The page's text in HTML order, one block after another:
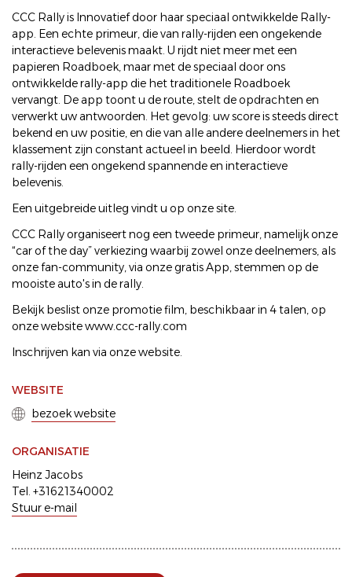
CCC Rally is Innovatief door haar speciaal ontwikkelde Rally-
app. Een echte primeur, die van rally-rijden een ongekende
interactieve belevenis maakt. U rijdt niet meer met een
papieren Roadboek, maar met de speciaal door ons
ontwikkelde rally-app die het traditionele Roadboek
vervangt. De app toont u de route, stelt de opdrachten en
verwerkt uw antwoorden. Het gevolg: uw score is steeds direct
bekend en uw positie, en die van alle andere deelnemers in het
klassement zijn constant actueel in beeld. Hierdoor wordt
rally-rijden een ongekend spannende en interactieve
belevenis.
Een uitgebreide uitleg vindt u op onze site.
CCC Rally organiseert nog een tweede primeur, namelijk onze
“car of the day” verkiezing waarbij zowel onze deelnemers, als
onze fan-community, via onze gratis App, stemmen op de
mooiste auto's in de rally.
Bekijk beslist onze promotie film, beschikbaar in 4 talen, op
onze website www.ccc-rally.com
Inschrijven kan via onze website.
WEBSITE
bezoek website
ORGANISATIE
Heinz Jacobs
Tel. +31621340002
Stuur e-mail